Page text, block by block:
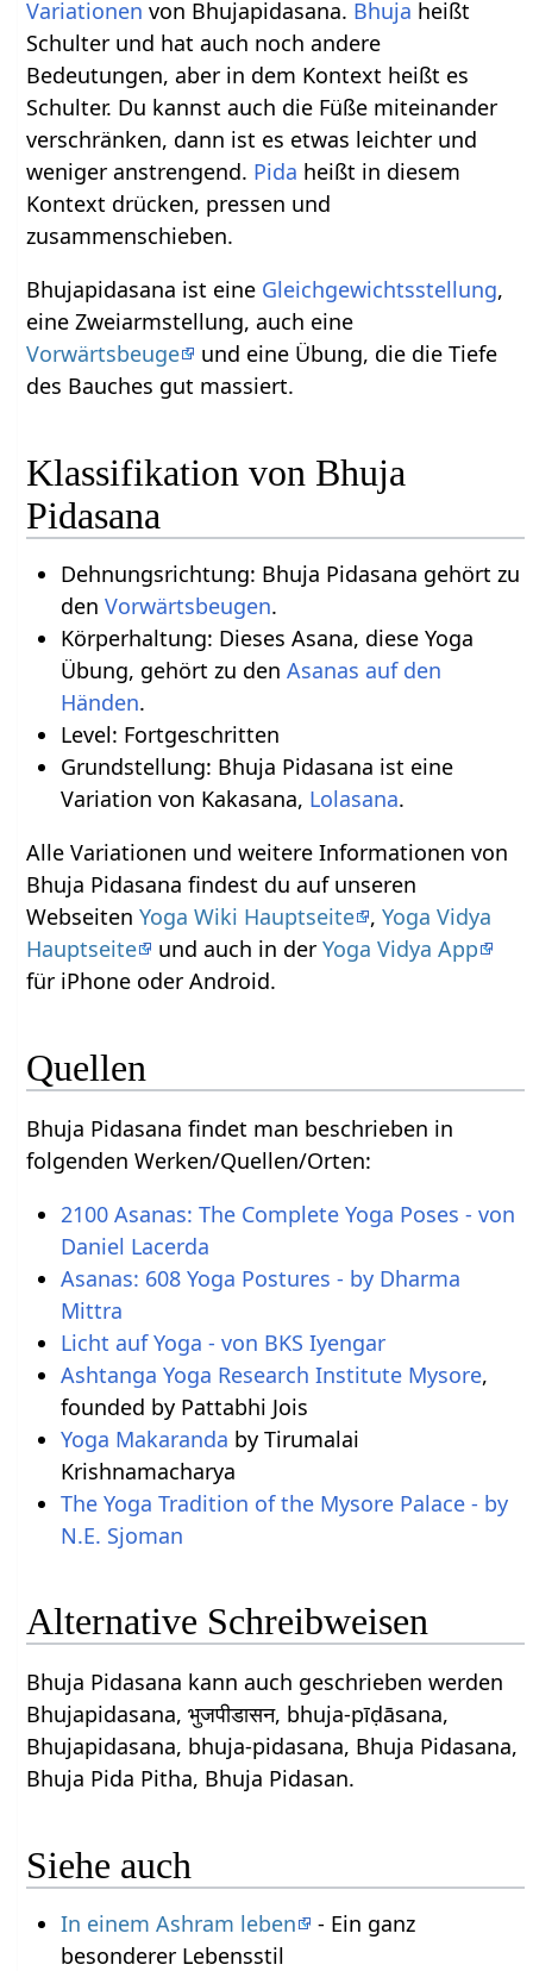
Variationen von Bhujapidasana. Bhuja heißt
Schulter und hat auch noch andere
Bedeutungen, aber in dem Kontext heißt es
Schulter. Du kannst auch die Füße miteinander
verschränken, dann ist es etwas leichter und
weniger anstrengend. Pida heißt in diesem
Kontext drücken, pressen und
zusammenschieben.
Bhujapidasana ist eine Gleichgewichtsstellung,
eine Zweiarmstellung, auch eine
Vorwärtsbeuge
und eine Übung, die die Tiefe
des Bauches gut massiert.
Klassifikation von Bhuja
Pidasana
Dehnungsrichtung: Bhuja Pidasana gehört zu
den Vorwärtsbeugen.
Körperhaltung: Dieses Asana, diese Yoga
Übung, gehört zu den Asanas auf den
.
Level: Fortgeschritten
Grundstellung: Bhuja Pidasana ist eine
Variation von Kakasana, Lolasana.
Alle Variationen und weitere Informationen von
Bhuja Pidasana findest du auf unseren
WebseitenYoga Wiki Hauptseite ,Yoga Vidya
Hauptseite
und auch in derYoga Vidya App
für iPhone oder Android.
Quellen
Bhuja Pidasana findet man beschrieben in
folgenden Werken/Quellen/Orten:
2100 Asanas: The Complete Yoga Poses - von
Daniel Lacerda
Asanas: 608 Yoga Postures - by Dharma
Mittra
Licht auf Yoga - von BKS Iyengar
Ashtanga Yoga Research Institute Mysore,
founded by Pattabhi Jois
Yoga Makaranda by Tirumalai
Krishnamacharya
The Yoga Tradition of the Mysore Palace - by
N.E. Sjoman
Alternative Schreibweisen
Bhuja Pidasana kann auch geschrieben werden
Bhujapidasana, भुजपीडासन, bhuja-pīḍāsana,
Bhujapidasana, bhuja-pidasana, Bhuja Pidasana,
Bhuja Pida Pitha, Bhuja Pidasan.
Siehe auch
In einem Ashram leben
- Ein ganz
besonderer Lebensstil